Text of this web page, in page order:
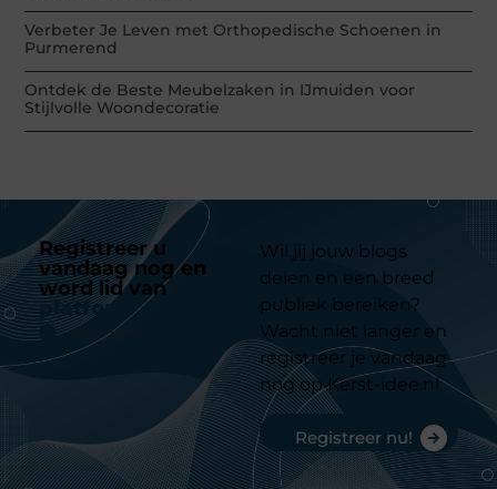
Verbeter Je Leven met Orthopedische Schoenen in
Purmerend
Ontdek de Beste Meubelzaken in IJmuiden voor
Stijlvolle Woondecoratie
Registreer u
vandaag nog en
word lid van
platform
Wil jij jouw blogs
delen en een breed
publiek bereiken?
Wacht niet langer en
registreer je vandaag
nog op Kerst-idee.nl
Registreer nu!